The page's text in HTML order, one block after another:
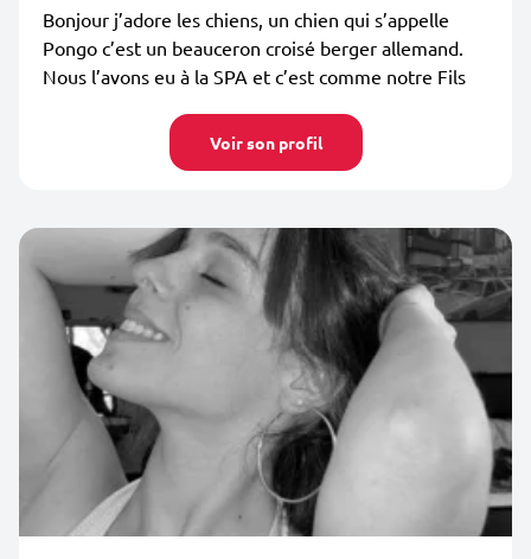
Bonjour j’adore les chiens, un chien qui s’appelle
Pongo c’est un beauceron croisé berger allemand.
Nous l’avons eu à la SPA et c’est comme notre Fils
Voir son profil